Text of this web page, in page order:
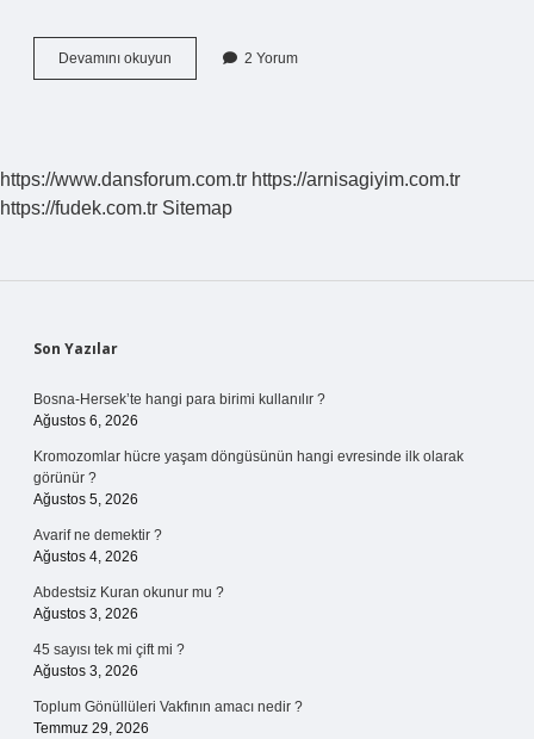
Devamını okuyun
Reaksiyon
2 Yorum
https://www.dansforum.com.tr https://arnisagiyim.com.tr
https://fudek.com.tr Sitemap
Sidebar
Son Yazılar
Bosna-Hersek’te hangi para birimi kullanılır ?
Ağustos 6, 2026
Kromozomlar hücre yaşam döngüsünün hangi evresinde ilk olarak
görünür ?
Ağustos 5, 2026
Avarif ne demektir ?
Ağustos 4, 2026
Abdestsiz Kuran okunur mu ?
Ağustos 3, 2026
45 sayısı tek mi çift mi ?
Ağustos 3, 2026
Toplum Gönüllüleri Vakfının amacı nedir ?
Temmuz 29, 2026